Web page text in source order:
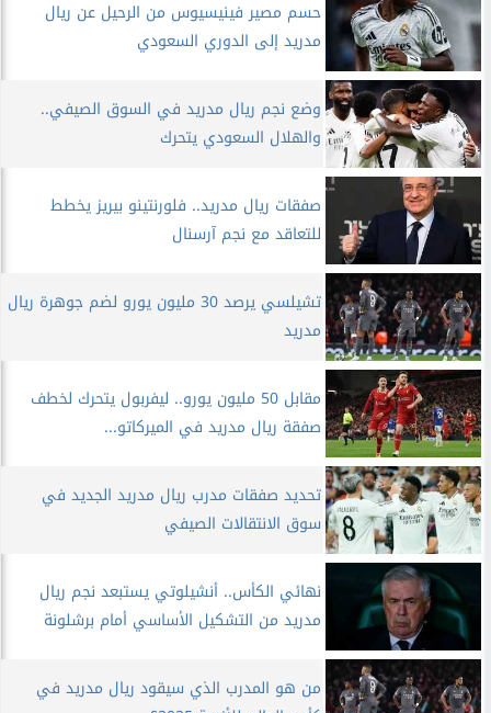
حسم مصير فينيسيوس من الرحيل عن ريال
مدريد إلى الدوري السعودي
وضع نجم ريال مدريد في السوق الصيفي..
والهلال السعودي يتحرك
صفقات ريال مدريد.. فلورنتينو بيريز يخطط
للتعاقد مع نجم آرسنال
تشيلسي يرصد 30 مليون يورو لضم جوهرة ريال
مدريد
مقابل 50 مليون يورو.. ليفربول يتحرك لخطف
صفقة ريال مدريد في الميركاتو...
تحديد صفقات مدرب ريال مدريد الجديد في
سوق الانتقالات الصيفي
نهائي الكأس.. أنشيلوتي يستبعد نجم ريال
مدريد من التشكيل الأساسي أمام برشلونة
من هو المدرب الذي سيقود ريال مدريد في